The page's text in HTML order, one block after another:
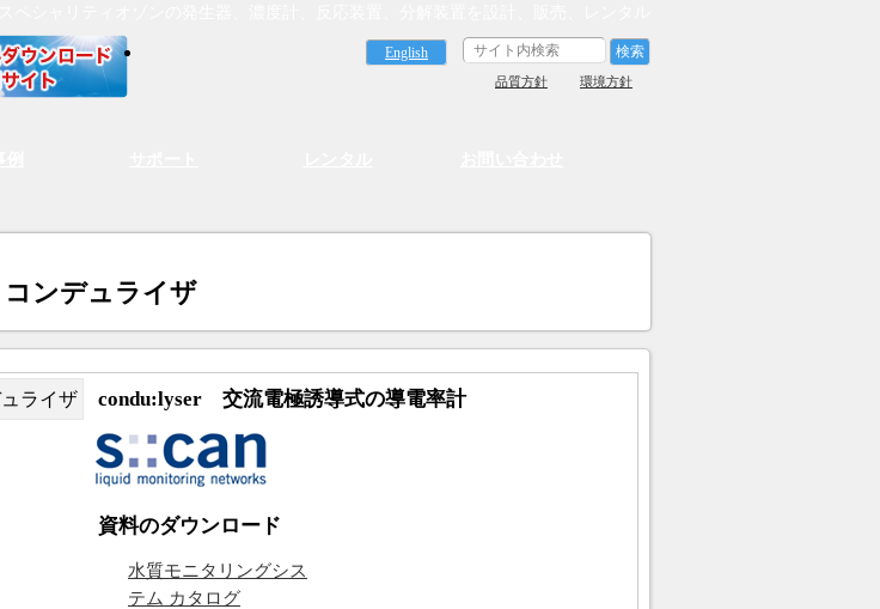
English
環境方針
品質方針
ンデュライザ
condu:lyser 交流電極誘導式の導電率計
資料のダウンロード
水質モニタリングシス
テム カタログ